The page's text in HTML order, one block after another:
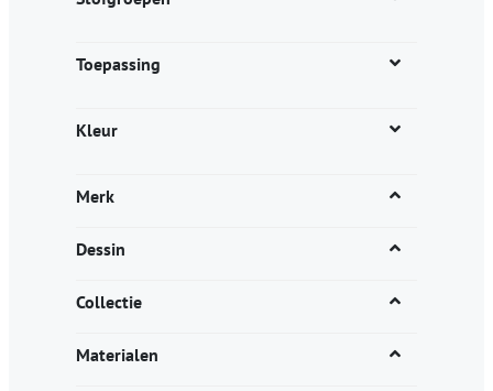
Toepassing
Kleur
Merk
Dessin
Collectie
Materialen